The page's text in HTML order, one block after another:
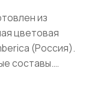
из
цветовая
(Россия).
составы.